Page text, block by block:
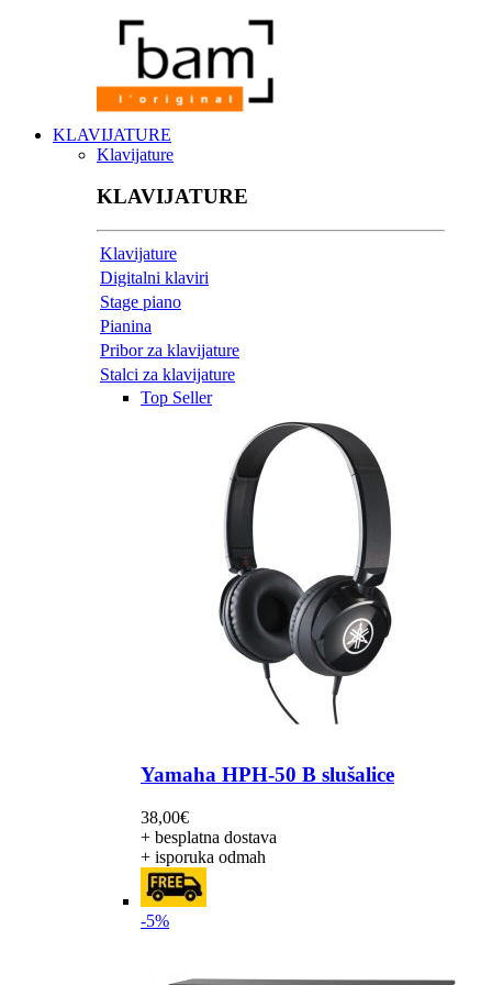
KLAVIJATURE
Klavijature
KLAVIJATURE
Klavijature
Digitalni klaviri
Stage piano
Pianina
Pribor za klavijature
Stalci za klavijature
Top Seller
Yamaha HPH-50 B slušalice
38,00€
+ besplatna dostava
+ isporuka odmah
-5%